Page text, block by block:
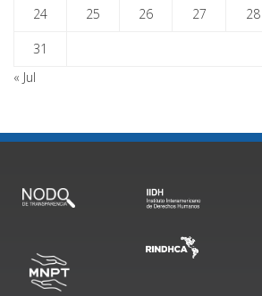
24 25 26 27 28
31
« Jul